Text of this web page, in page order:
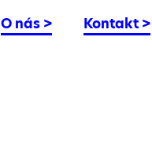
O nás > Kontakt >